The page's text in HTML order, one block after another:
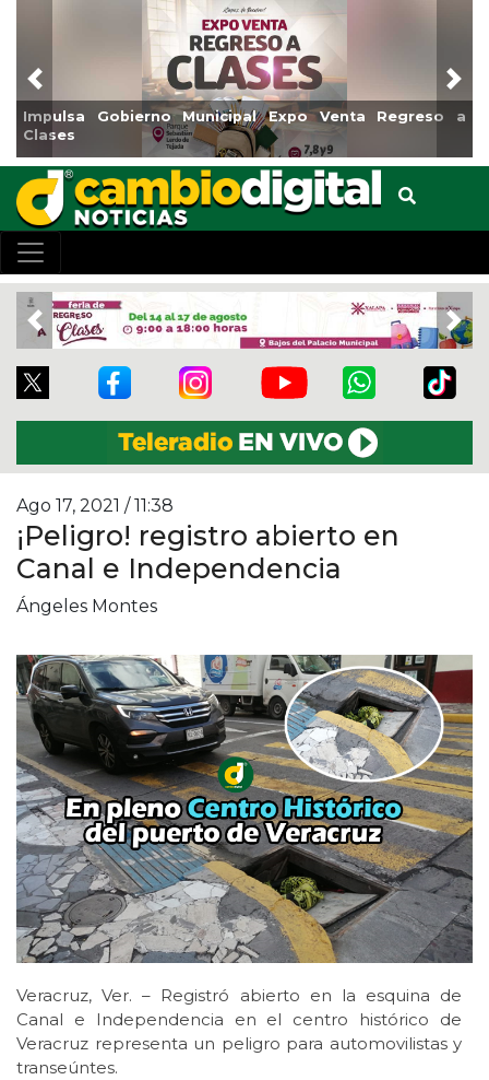
Impulsa Gobierno Municipal Expo Venta Regreso a
Clases
Previous
Previous
Ago 17, 2021 / 11:38
¡Peligro! registro abierto en
Canal e Independencia
Ángeles Montes
Veracruz, Ver. – Registró abierto en la esquina de
Canal e Independencia en el centro histórico de
Veracruz representa un peligro para automovilistas y
transeúntes.